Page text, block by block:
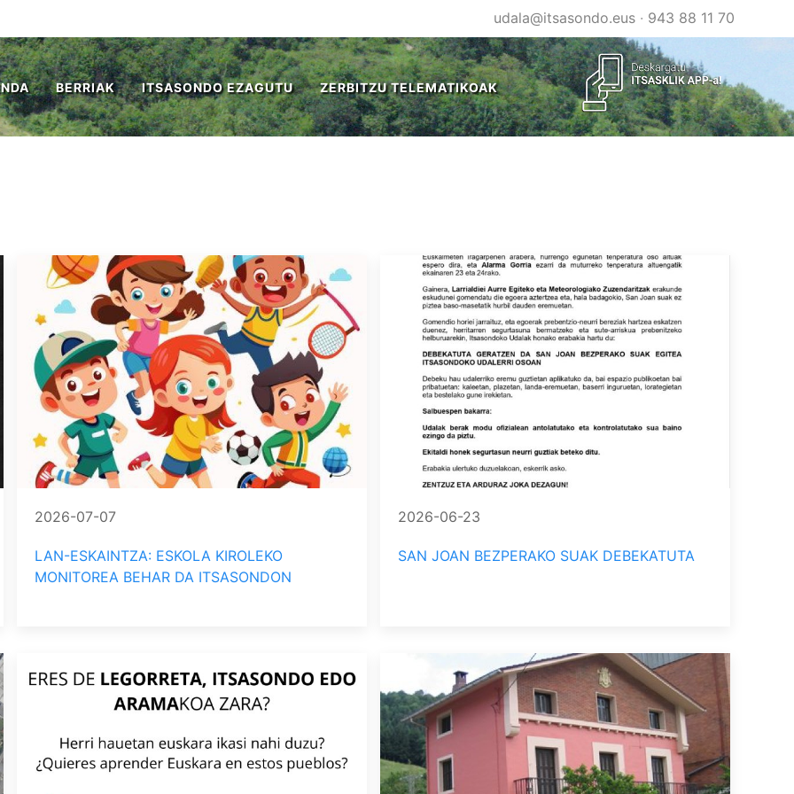
udala@itsasondo.eus· 943 88 11 70
BERRIAK ITSASONDO EZAGUTU ZERBITZU TELEMATIKOAK
2026-07-07
LAN-ESKAINTZA: ESKOLA KIROLEKO
MONITOREA BEHAR DA ITSASONDON
2026-06-23
SAN JOAN BEZPERAKO SUAK DEBEKATUTA